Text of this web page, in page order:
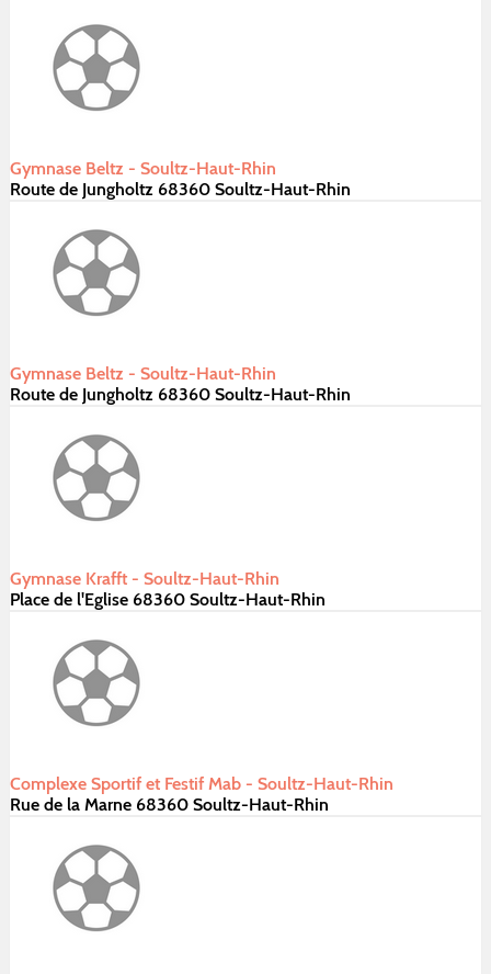
Gymnase Beltz - Soultz-Haut-Rhin
Route de Jungholtz 68360 Soultz-Haut-Rhin
Gymnase Beltz - Soultz-Haut-Rhin
Route de Jungholtz 68360 Soultz-Haut-Rhin
Gymnase Krafft - Soultz-Haut-Rhin
Place de l'Eglise 68360 Soultz-Haut-Rhin
Complexe Sportif et Festif Mab - Soultz-Haut-Rhin
Rue de la Marne 68360 Soultz-Haut-Rhin